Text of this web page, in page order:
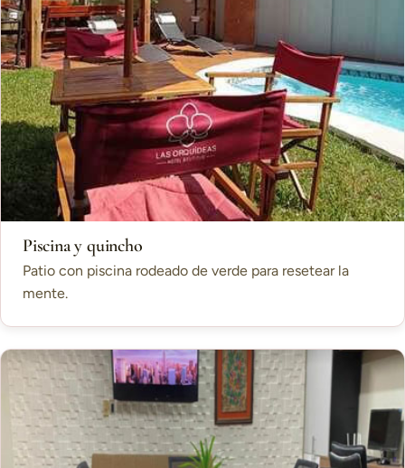
Piscina y quincho
Patio con piscina rodeado de verde para resetear la
mente.